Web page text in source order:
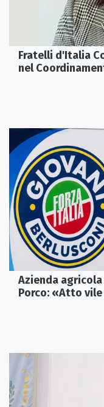
Fratelli d'Italia
nel
Azienda
Porco: «Atto